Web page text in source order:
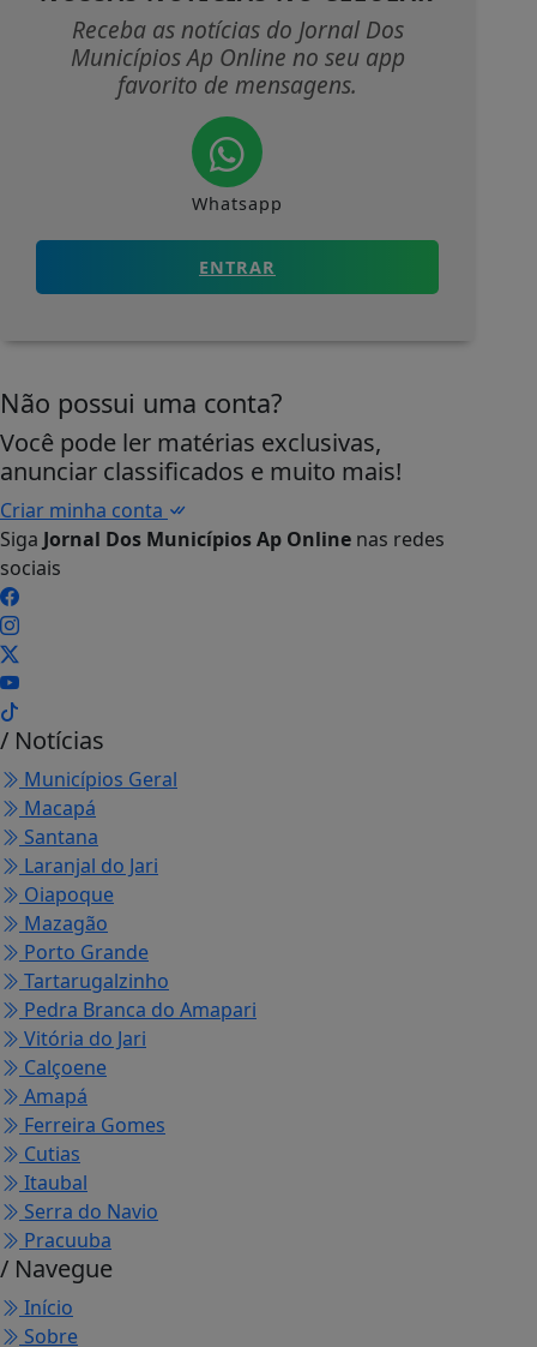
Receba as notícias do Jornal Dos
Municípios Ap Online no seu app
favorito de mensagens.
Whatsapp
ENTRAR
Não possui uma conta?
Você pode ler matérias exclusivas,
anunciar classificados e muito mais!
Criar minha conta
Siga Jornal Dos Municípios Ap Online nas redes
sociais
/ Notícias
Municípios Geral
Macapá
Santana
Laranjal do Jari
Oiapoque
Mazagão
Porto Grande
Tartarugalzinho
Pedra Branca do Amapari
Vitória do Jari
Calçoene
Amapá
Ferreira Gomes
Cutias
Itaubal
Serra do Navio
Pracuuba
/ Navegue
Início
Sobre